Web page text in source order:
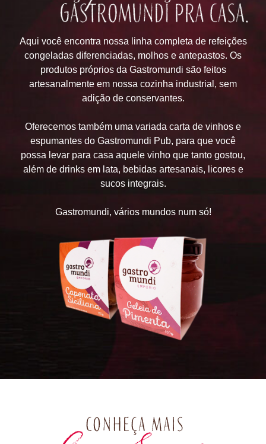
Aqui você encontra nossa linha completa de refeições
congeladas diferenciadas, molhos e antepastos. Os
produtos próprios da Gastromundi são feitos
artesanalmente em nossa cozinha industrial, sem
adição de conservantes.
Oferecemos também uma variada carta de vinhos e
espumantes do Gastromundi Pub, para que você
possa levar para casa aquele vinho que tanto gostou,
além de drinks em lata, bebidas artesanais, licores e
sucos integrais.
Gastromundi, vários mundos num só!